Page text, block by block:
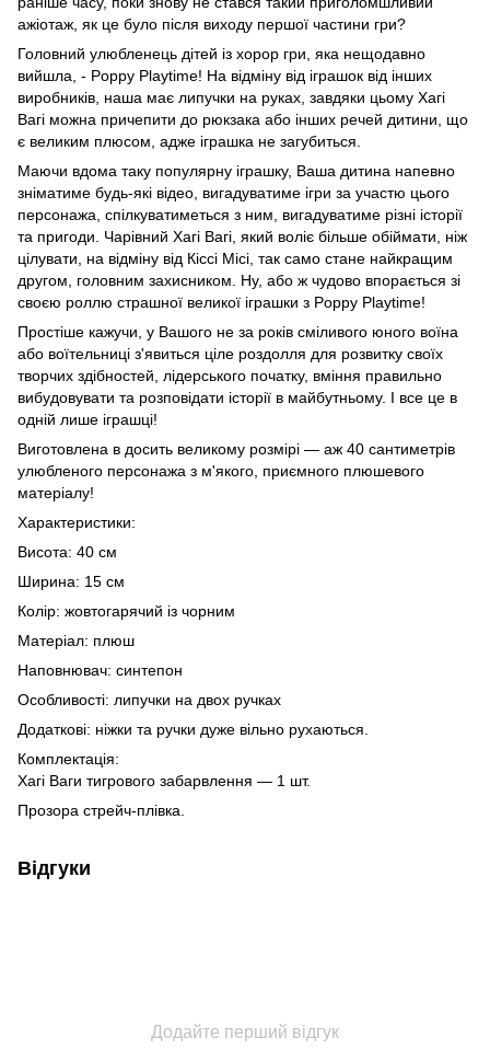
ажіотаж, як це було після виходу першої частини гри?
Головний улюбленець дітей із хорор гри, яка нещодавно
вийшла, - Poppy Playtime! На відміну від іграшок від інших
виробників, наша має липучки на руках, завдяки цьому Хагі
Вагі можна причепити до рюкзака або інших речей дитини, що
є великим плюсом, адже іграшка не загубиться.
Маючи вдома таку популярну іграшку, Ваша дитина напевно
зніматиме будь-які відео, вигадуватиме ігри за участю цього
персонажа, спілкуватиметься з ним, вигадуватиме різні історії
та пригоди. Чарівний Хагі Вагі, який воліє більше обіймати, ніж
цілувати, на відміну від Кіссі Місі, так само стане найкращим
другом, головним захисником. Ну, або ж чудово впорається зі
своєю роллю страшної великої іграшки з Poppy Playtime!
Простіше кажучи, у Вашого не за років сміливого юного воїна
або воїтельниці з'явиться ціле роздолля для розвитку своїх
творчих здібностей, лідерського початку, вміння правильно
вибудовувати та розповідати історії в майбутньому. І все це в
одній лише іграшці!
Виготовлена в досить великому розмірі — аж 40 сантиметрів
улюбленого персонажа з м'якого, приємного плюшевого
матеріалу!
Характеристики:
Висота: 40 см
Ширина: 15 см
Колір: жовтогарячий із чорним
Матеріал: плюш
Наповнювач: синтепон
Особливості: липучки на двох ручках
Додаткові: ніжки та ручки дуже вільно рухаються.
Комплектація:
Хагі Ваги тигрового забарвлення — 1 шт.
Прозора стрейч-плівка.
Відгуки
Додайте перший відгук